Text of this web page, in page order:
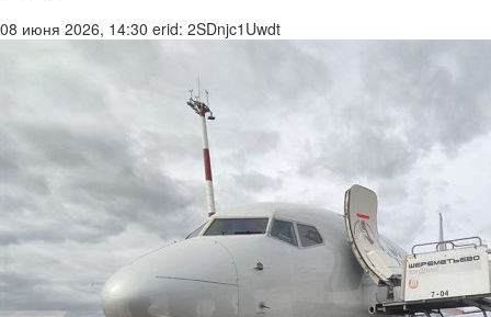
08 июня 2026, 14:30 erid: 2SDnjc1Uwdt